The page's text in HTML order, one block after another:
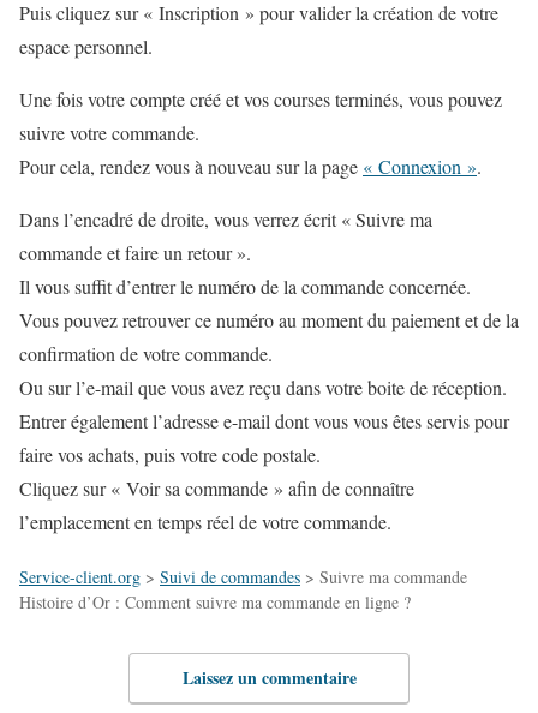
Puis cliquez sur « Inscription » pour valider la création de votre
espace personnel.
Une fois votre compte créé et vos courses terminés, vous pouvez
suivre votre commande.
Pour cela, rendez vous à nouveau sur la page « Connexion ».
Dans l’encadré de droite, vous verrez écrit « Suivre ma
commande et faire un retour ».
Il vous suffit d’entrer le numéro de la commande concernée.
Vous pouvez retrouver ce numéro au moment du paiement et de la
confirmation de votre commande.
Ou sur l’e-mail que vous avez reçu dans votre boite de réception.
Entrer également l’adresse e-mail dont vous vous êtes servis pour
faire vos achats, puis votre code postale.
Cliquez sur « Voir sa commande » afin de connaître
l’emplacement en temps réel de votre commande.
Service-client.org > Suivi de commandes > Suivre ma commande
Histoire d’Or : Comment suivre ma commande en ligne ?
Laissez un commentaire